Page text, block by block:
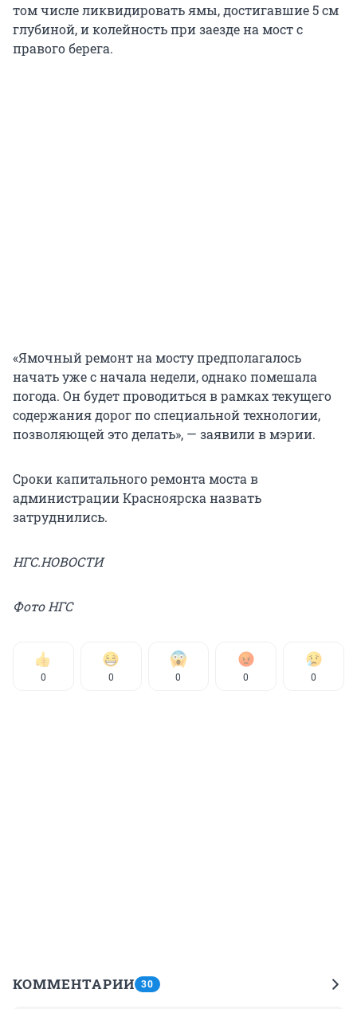
том числе ликвидировать ямы, достигавшие 5 см
глубиной, и колейность при заезде на мост с
правого берега.
«Ямочный ремонт на мосту предполагалось
начать уже с начала недели, однако помешала
погода. Он будет проводиться в рамках текущего
содержания дорог по специальной технологии,
позволяющей это делать», — заявили в мэрии.
Сроки капитального ремонта моста в
администрации Красноярска назвать
затруднились.
НГС.НОВОСТИ
Фото НГС
0 0 0 0 0
КОММЕНТАРИИ 30